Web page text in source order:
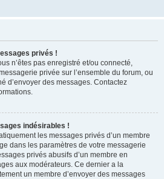
privés !
n’êtes pas enregistré et/ou connecté,
privée sur l’ensemble du forum, ou
d’envoyer des messages. Contactez
indésirables !
les messages privés d’un membre
dans les paramètres de votre messagerie
privés abusifs d’un membre en
aux modérateurs. Ce dernier a la
un membre d’envoyer des messages